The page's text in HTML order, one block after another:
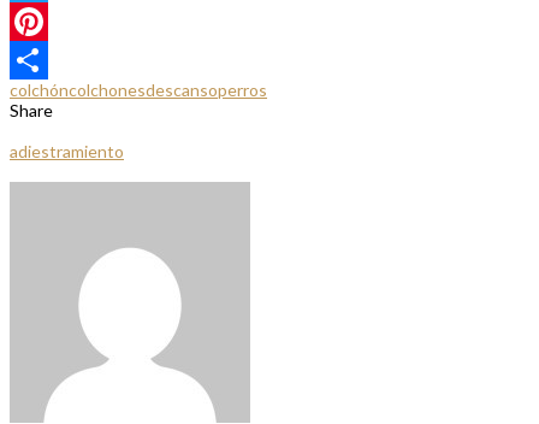
Twitter
Pinterest
Compartir
colchóncolchonesdescansoperros
Share
adiestramiento